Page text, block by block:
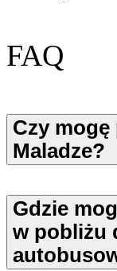
FAQ
Czy mogę
Maladze?
Gdzie
w pobliżu